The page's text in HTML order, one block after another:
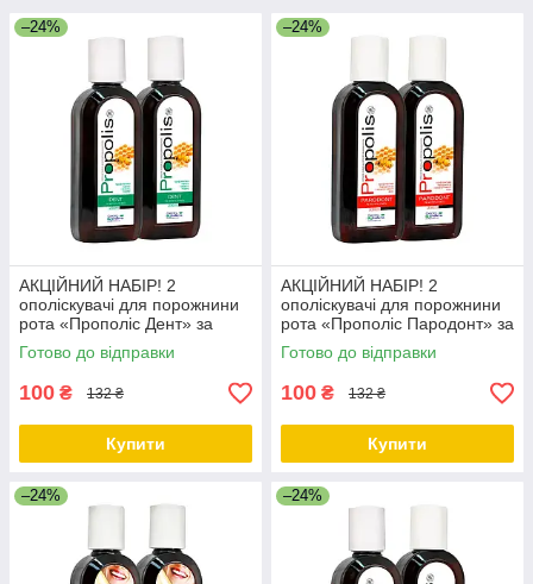
–24%
АКЦІЙНИЙ НАБІР! 2
ополіскувачі для порожнини
рота «Прополіс Дент» за
ЗНИЖЕНОЮ ЦІНОЮ
Готово до відправки
100 ₴ 132 ₴
Купити
–24%
АКЦІЙНИЙ НАБІР! 2
ополіскувачі для порожнини
рота «Прополіс Пародонт» за
ЗНИЖЕНОЮ ЦІНОЮ
Готово до відправки
100 ₴ 132 ₴
Купити
–24% –24%